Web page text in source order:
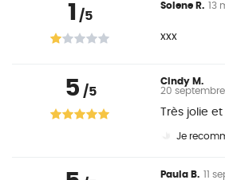
1 /5
Solene R. 13
xxx
5 /5
Cindy M.
20
Très jolie
Je
Paula B. 11